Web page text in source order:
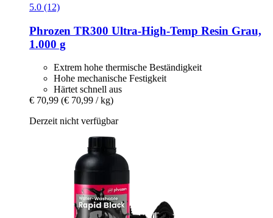
5.0 (12)
Phrozen TR300 Ultra-​High-​Temp Resin Grau,
1.000 g
Extrem hohe thermische Beständigkeit
Hohe mechanische Festigkeit
Härtet schnell aus
€ 70,99 (€ 70,99 / kg)
Derzeit nicht verfügbar